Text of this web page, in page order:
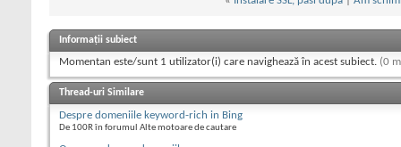
Informații subiect
Momentan este/sunt 1 utilizator(i) care navighează în acest subiect. (0
Thread-uri Similare
Despre domeniile keyword-rich in Bing
De 100R în forumul Alte motoare de cautare